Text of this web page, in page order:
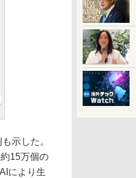
示した。
15万個の
により生